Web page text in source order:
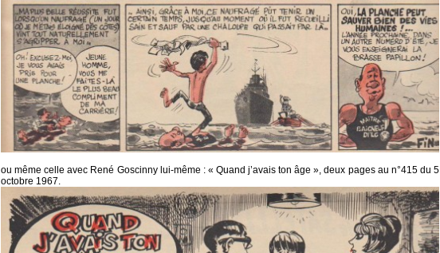
ou même celle avec René Goscinny lui-même : « Quand j’avais ton âge », deux pages au n°415 du 5
octobre 1967.